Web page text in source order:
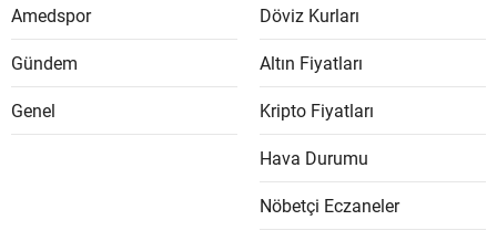
Amedspor
Gündem
Genel
Döviz Kurları
Altın Fiyatları
Kripto Fiyatları
Hava Durumu
Nöbetçi Eczaneler